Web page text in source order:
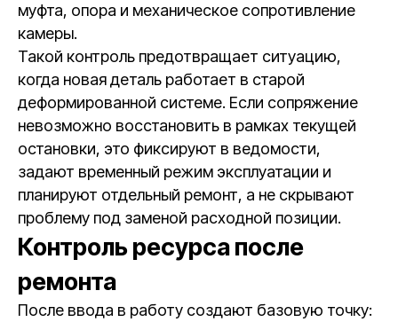
муфта, опора и механическое сопротивление
камеры.
Такой контроль предотвращает ситуацию,
когда новая деталь работает в старой
деформированной системе. Если сопряжение
невозможно восстановить в рамках текущей
остановки, это фиксируют в ведомости,
задают временный режим эксплуатации и
планируют отдельный ремонт, а не скрывают
проблему под заменой расходной позиции.
Контроль ресурса после
ремонта
После ввода в работу создают базовую точку: